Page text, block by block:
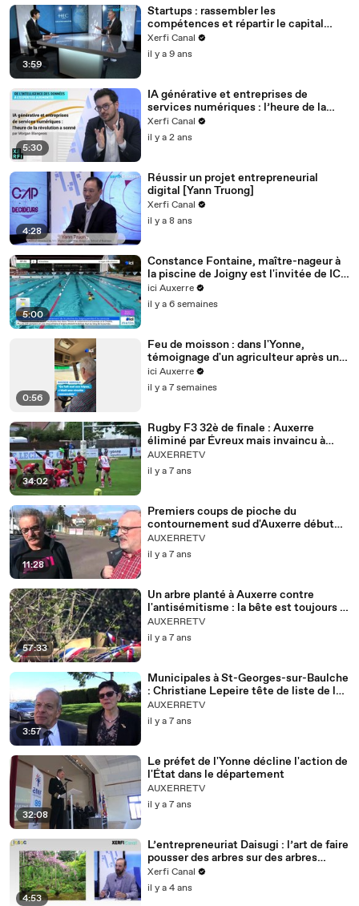
3:59
Startups : rassembler les
compétences et répartir le capital
[Etienne Krieger]
Xerfi Canal
il y a 9 ans
5:30
IA générative et entreprises de
services numériques : l’heure de la
révolution a sonné [Morgan Blangeois]
Xerfi Canal
il y a 2 ans
4:28
Réussir un projet entrepreneurial
digital [Yann Truong]
Xerfi Canal
il y a 8 ans
5:00
Constance Fontaine, maître-nageur à
la piscine de Joigny est l'invitée de ICI
Auxerre ce mercredi 24 juin 2026
ici Auxerre
il y a 6 semaines
0:56
Feu de moisson : dans l'Yonne,
témoignage d'un agriculteur après un
incendie
ici Auxerre
il y a 7 semaines
34:02
Rugby F3 32è de finale : Auxerre
éliminé par Évreux mais invaincu à
Bouillot
AUXERRETV
il y a 7 ans
11:28
Premiers coups de pioche du
contournement sud d'Auxerre début
mai
AUXERRETV
il y a 7 ans
57:33
Un arbre planté à Auxerre contre
l'antisémitisme : la bête est toujours là
...
AUXERRETV
il y a 7 ans
3:57
Municipales à St-Georges-sur-Baulche
: Christiane Lepeire tête de liste de la
majorité sortante
AUXERRETV
il y a 7 ans
32:08
Le préfet de l'Yonne décline l'action de
l'État dans le département
AUXERRETV
il y a 7 ans
4:53
L’entrepreneuriat Daisugi : l’art de faire
pousser des arbres sur des arbres
[Christophe Deshayes]
Xerfi Canal
il y a 4 ans